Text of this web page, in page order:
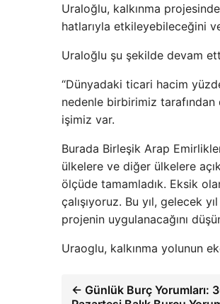
Uraloğlu, kalkınma
hatlarıyla etkileyebileceğini
Uraloğlu şu şekilde devam
“Dünyadaki ticari hacim
nedenle birbirimiz tarafından
işimiz var.
Burada Birleşik Arap
ülkelere ve diğer ülkelere
ölçüde tamamladık. Eksik
çalışıyoruz. Bu yıl, gelecek
projenin uygulanacağını
Uraoglu, kalkınma yolunun
← Günlük Burç Yorumları: